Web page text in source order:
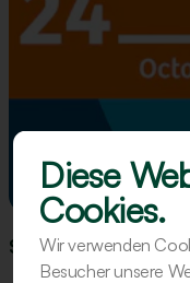
Event
Südback 2026 -
Diese
Cookies.
Wir verwenden
Besucher unsere